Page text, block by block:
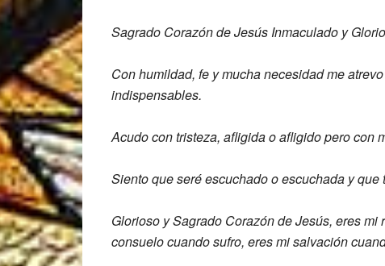
Sagrado Corazón de Jesús Inmaculado y
Con humildad, fe y mucha necesidad me
indispensables.
Acudo con tristeza, afligida o afligidopero con
Siento que seréescuchado o escuchada y que
Glorioso y Sagrado Corazón de Jesús, eres mi
consuelo cuando sufro, eres mi salvación